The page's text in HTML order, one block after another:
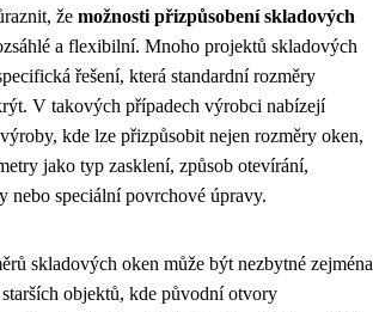
že možnosti přizpůsobení skladových
a flexibilní. Mnoho projektů skladových
řešení, která standardní rozměry
V takových případech výrobci nabízejí
kde lze přizpůsobit nejen rozměry oken,
jako typ zasklení, způsob otevírání,
nebo speciální povrchové úpravy.
skladových oken může být nezbytné zejména
objektů, kde původní otvory